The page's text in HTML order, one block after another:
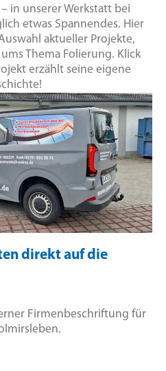
in unserer Werkstatt bei
etwas Spannendes. Hier
aktueller Projekte,
Thema Folierung. Klick
erzählt seine eigene
direkt auf die
Firmenbeschriftung für